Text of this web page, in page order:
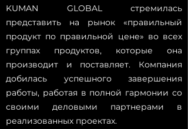
KUMAN GLOBAL стремилась
представить на рынок «правильный
продукт по правильной цене» во всех
группах продуктов, которые она
производит и поставляет. Компания
добилась успешного завершения
работы, работая в полной гармонии со
своими деловыми партнерами в
реализованных проектах.